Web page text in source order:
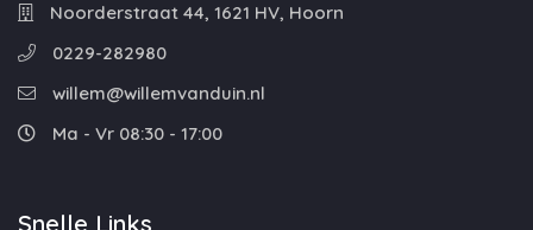
Noorderstraat 44, 1621 HV, Hoorn
0229-282980
willem@willemvanduin.nl
Ma - Vr 08:30 - 17:00
Snelle Links